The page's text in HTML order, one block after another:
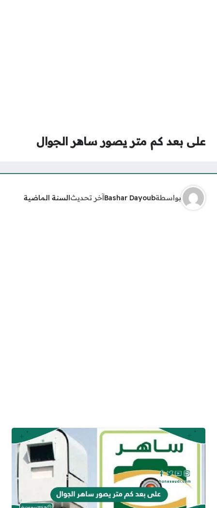
على بعد كم متر يصور ساهر الجوال
بواسطةBashar Dayoubآخر تحديثالسنة الماضية